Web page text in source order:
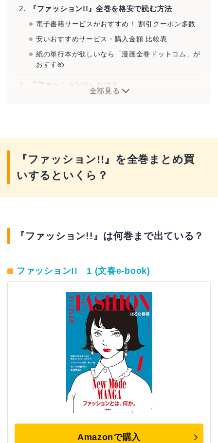
『ファッション!!』全巻を格安で読む方法
電子書籍サービスがおすすめ！ 割引クーポン多数
安いおすすめサービス・購入金額 比較表
紙の単行本が欲しいなら「漫画全巻ドットコム」が
おすすめ
『ファッション!!』とは？
全部見る
『ファッション!!』を全巻まとめ買
いするといくら？
『ファッション!!』は何巻まで出ている？
ファッション!! 1 (文春e-book)
Amazonで購入